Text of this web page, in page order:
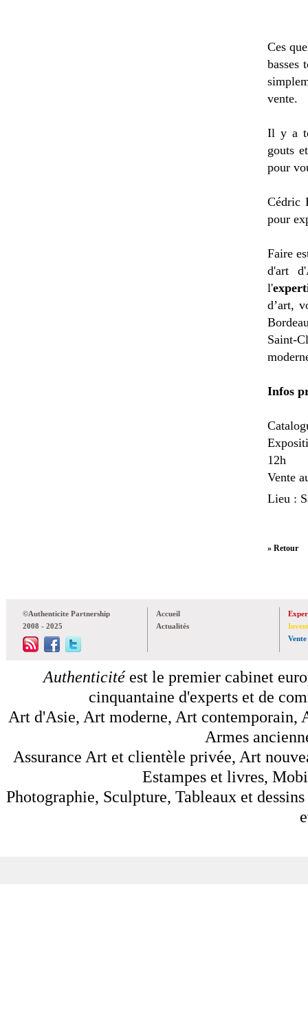
Ces
basses
vente.
Il y a
gouts
pour
Cédric
pour
Faire
d'art
l'
d’art,
Saint-
Infos
12h
Vente
Lieu :
» Retour
©Authenticite Partnership
2008 - 2025
Accueil
Actualités
Vente
Authenticitéest le premier cabinet
cinquantaine d'experts et de
Art d'Asie, Art moderne, Art contemporain,
Armes
Assurance Art et clientèle privée, Art
Estampes et livres,
Photographie, Sculpture, Tableaux et